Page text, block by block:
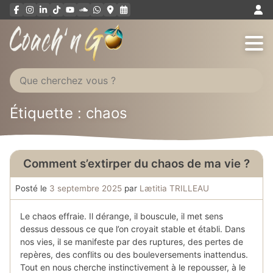
Aller
au
Étiquette : chaos
Comment s’extirper du chaos de ma vie ?
Posté le 3 septembre 2025 par Lætitia TRILLEAU
Le chaos effraie. Il dérange, il bouscule, il met sens
dessus dessous ce que l’on croyait stable et établi. Dans
nos vies, il se manifeste par des ruptures, des pertes de
repères, des conflits ou des bouleversements inattendus.
Tout en nous cherche instinctivement à le repousser, à le